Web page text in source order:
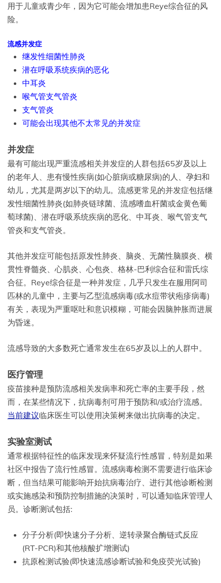
用于儿童或青少年，因为它可能会增加患Reye综合征的风
险。
流感并发症
继发性细菌性肺炎
潜在呼吸系统疾病的恶化
中耳炎
喉气管支气管炎
支气管炎
可能会出现其他不太常见的并发症
并发症
最有可能出现严重流感相关并发症的人群包括65岁及以上
的老年人、患有慢性疾病(如心脏病或糖尿病)的人、孕妇和
幼儿，尤其是两岁以下的幼儿。流感更常见的并发症包括继
发性细菌性肺炎(如肺炎链球菌、流感嗜血杆菌或金黄色葡
萄球菌)、潜在呼吸系统疾病的恶化、中耳炎、喉气管支气
管炎和支气管炎。
其他并发症可能包括原发性肺炎、脑炎、无菌性脑膜炎、横
贯性脊髓炎、心肌炎、心包炎、格林-巴利综合征和雷氏综
合征。Reye综合征是一种并发症，几乎只发生在服用阿司
匹林的儿童中，主要与乙型流感病毒(或水痘带状疱疹病毒)
有关，表现为严重呕吐和意识模糊，可能会因脑肿胀而进展
为昏迷。
流感导致的大多数死亡通常发生在65岁及以上的人群中。
医疗管理
疫苗接种是预防流感相关发病率和死亡率的主要手段，然
而，在某些情况下，抗病毒剂可用于预防和/或治疗流感。
当前建议临床医生可以使用决策树来做出抗病毒的决定。
实验室测试
通常根据特征性的临床发现来怀疑流行性感冒，特别是如果
社区中报告了流行性感冒。流感病毒检测不需要进行临床诊
断，但当结果可能影响开始抗病毒治疗、进行其他诊断检测
或实施感染和预防控制措施的决策时，可以通知临床管理人
员。诊断测试包括:
分子分析(即快速分子分析、逆转录聚合酶链式反应
(RT-PCR)和其他核酸扩增测试)
抗原检测试验(即快速流感诊断试验和免疫荧光试验)